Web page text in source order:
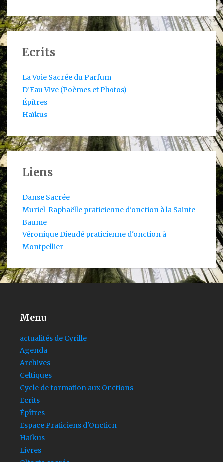
Ecrits
La Voie Sacrée du Parfum
D’Eau Vive (Poèmes et Photos)
Épîtres
Haïkus
Liens
Danse Sacrée
Muriel-Raphaëlle praticienne d'onction à la Sainte
Baume
Véronique Dieudé praticienne d'onction à
Montpellier
Menu
actualités de Cyrille
Agenda
Archives
Celtiques
Cycle de formation aux Onctions
Ecrits
Épîtres
Espace Praticiens d'Onction
Haïkus
Livres